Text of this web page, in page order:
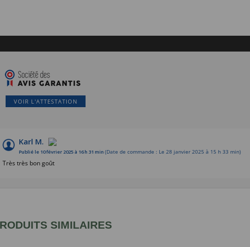
VOIR L'ATTESTATION
Karl M.
Publié le 10 février 2025 à 16 h 31 min (Date de commande : Le 28 janvier 2025 à 15 h 33 min)
Très très bon goût
SIMILAIRES